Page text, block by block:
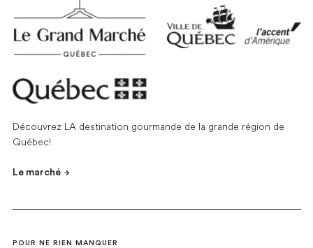
Découvrez LA destination gourmande de la grande région de
Québec!
Le marché
POUR NE RIEN MANQUER